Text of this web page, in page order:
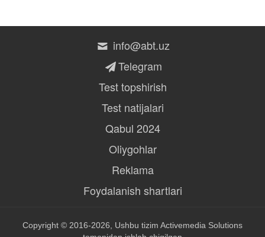
info@abt.uz
Telegram
Test topshirish
Test natijalari
Qabul 2024
Oliygohlar
Reklama
Foydalanish shartlari
Copyright © 2016-2026, Ushbu tizim Activemedia Solutions